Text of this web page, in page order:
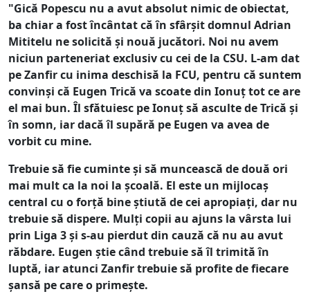
"Gică Popescu nu a avut absolut nimic de obiectat,
ba chiar a fost încântat că în sfârșit domnul Adrian
Mititelu ne solicită și nouă jucători. Noi nu avem
niciun parteneriat exclusiv cu cei de la CSU. L-am dat
pe Zanfir cu inima deschisă la FCU, pentru că suntem
convinși că Eugen Trică va scoate din Ionuț tot ce are
el mai bun. Îl sfătuiesc pe Ionuț să asculte de Trică și
în somn, iar dacă îl supără pe Eugen va avea de
vorbit cu mine.
Trebuie să fie cuminte și să muncească de două ori
mai mult ca la noi la școală. El este un mijlocaș
central cu o forță bine știută de cei apropiați, dar nu
trebuie să dispere. Mulți copii au ajuns la vârsta lui
prin Liga 3 și s-au pierdut din cauză că nu au avut
răbdare. Eugen știe când trebuie să îl trimită în
luptă, iar atunci Zanfir trebuie să profite de fiecare
șansă pe care o primește.